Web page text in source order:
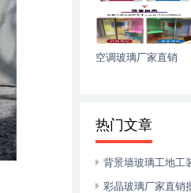
空调玻璃厂家直销
热门文章
背景墙玻璃工地工
彩晶玻璃厂家直销